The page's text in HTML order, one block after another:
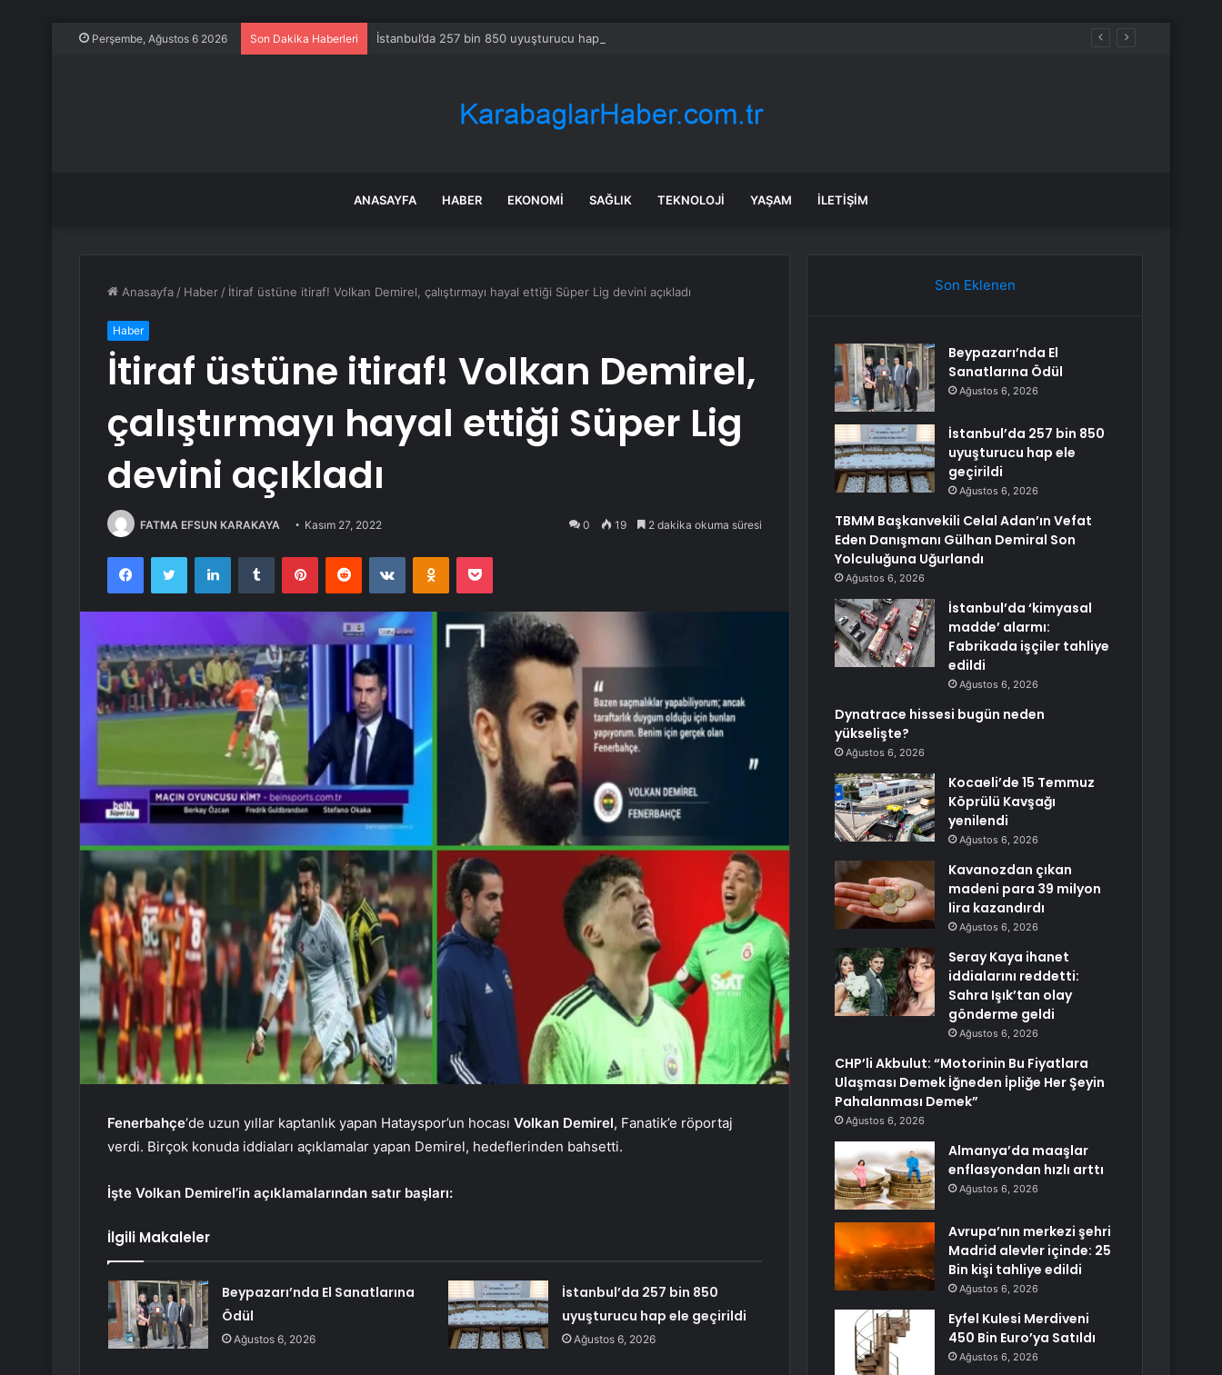
Perşembe, Ağustos 6 2026 Son Dakika Haberleri İstanbul’da 257 bin 850 uyuşturucu hap ele geçirildi
ANASAYFA HABER EKONOMI SAĞLIK TEKNOLOJI YAŞAM İLETIŞIM
Anasayfa / Haber / İtiraf üstüne itiraf! Volkan Demirel, çalıştırmayı hayal ettiği Süper Lig devini açıkladı
Haber
İtiraf üstüne itiraf! Volkan Demirel,
çalıştırmayı hayal ettiği Süper Lig
devini açıkladı
FATMA EFSUN KARAKAYA Kasım 27, 2022 0 19 2 dakika okuma süresi
FacebookTwitter LinkedInTumblr PinterestReddit VKontakteOdnoklassniki
Pocket
Fenerbahçe‘de uzun yıllar kaptanlık yapan Hatayspor’un hocası Volkan Demirel, Fanatik’e röportaj
verdi. Birçok konuda iddiaları açıklamalar yapan Demirel, hedeflerinden bahsetti.
İşte Volkan Demirel’in açıklamalarından satır başları:
İlgili Makaleler
Beypazarı’nda El Sanatlarına
Ödül
Ağustos 6, 2026
İstanbul’da 257 bin 850
uyuşturucu hap ele geçirildi
Ağustos 6, 2026
Son Eklenen
Beypazarı’nda El
Sanatlarına Ödül
Ağustos 6, 2026
İstanbul’da 257 bin 850
uyuşturucu hap ele
geçirildi
Ağustos 6, 2026
TBMM Başkanvekili Celal Adan’ın Vefat
Eden Danışmanı Gülhan Demiral Son
Yolculuğuna Uğurlandı
Ağustos 6, 2026
İstanbul’da ‘kimyasal
madde’ alarmı:
Fabrikada işçiler tahliye
edildi
Ağustos 6, 2026
Dynatrace hissesi bugün neden
yükselişte?
Ağustos 6, 2026
Kocaeli’de 15 Temmuz
Köprülü Kavşağı
yenilendi
Ağustos 6, 2026
Kavanozdan çıkan
madeni para 39 milyon
lira kazandırdı
Ağustos 6, 2026
Seray Kaya ihanet
iddialarını reddetti:
Sahra Işık’tan olay
gönderme geldi
Ağustos 6, 2026
CHP’li Akbulut: “Motorinin Bu Fiyatlara
Ulaşması Demek İğneden İpliğe Her Şeyin
Pahalanması Demek”
Ağustos 6, 2026
Almanya’da maaşlar
enflasyondan hızlı arttı
Ağustos 6, 2026
Avrupa’nın merkezi şehri
Madrid alevler içinde: 25
Bin kişi tahliye edildi
Ağustos 6, 2026
Eyfel Kulesi Merdiveni
450 Bin Euro’ya Satıldı
Ağustos 6, 2026